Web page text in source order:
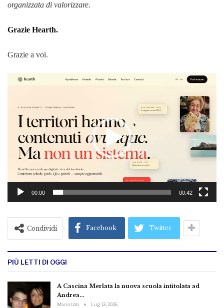
organizzata di valorizzare.
Grazie Hearth.
Grazie a voi.
Video
00:00 00:42
Condividi Facebook Twitter
PIÙ LETTI DI OGGI
A Cascina Merlata la nuova scuola intitolata ad
Andrea…
Mario Izzo Lug 13, 2026